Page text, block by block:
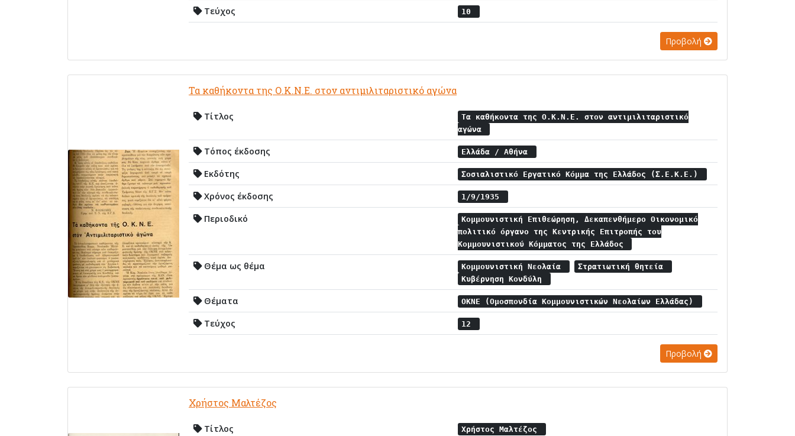
Τεύχος 10
Προβολή
Τα καθήκοντα της Ο.Κ.Ν.Ε. στον αντιμιλιταριστικό αγώνα
Τίτλος
Τα καθήκοντα της Ο.Κ.Ν.Ε. στον αντιμιλιταριστικό
αγώνα
Τόπος έκδοσης Ελλάδα / Αθήνα
Εκδότης Σοσιαλιστικό Εργατικό Κόμμα της Ελλάδος (Σ.Ε.Κ.Ε.)
Χρόνος έκδοσης 1/9/1935
Περιοδικό
Κομμουνιστική Επιθεώρηση, Δεκαπενθήμερο Οικονομικό
πολιτικό όργανο της Κεντρικής Επιτροπής του
Κομμουνιστικού Κόμματος της Ελλάδος
Θέμα ως θέμα Κομμουνιστική Νεολαία
Στρατιωτική θητεία
Κυβέρνηση Κονδύλη
Θέματα ΟΚΝΕ (Ομοσπονδία Κομμουνιστικών Νεολαίων Ελλάδας)
Τεύχος 12
Προβολή
Χρήστος Μαλτέζος
Τίτλος Χρήστος Μαλτέζος